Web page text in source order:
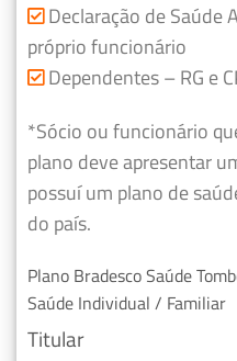
Declaração de Saúde
próprio funcionário
Dependentes – RG e
*Sócio ou funcionário
plano deve apresentar
possuí um plano de
do país.
Plano Bradesco Saúde
Saúde Individual / Familiar
Titular